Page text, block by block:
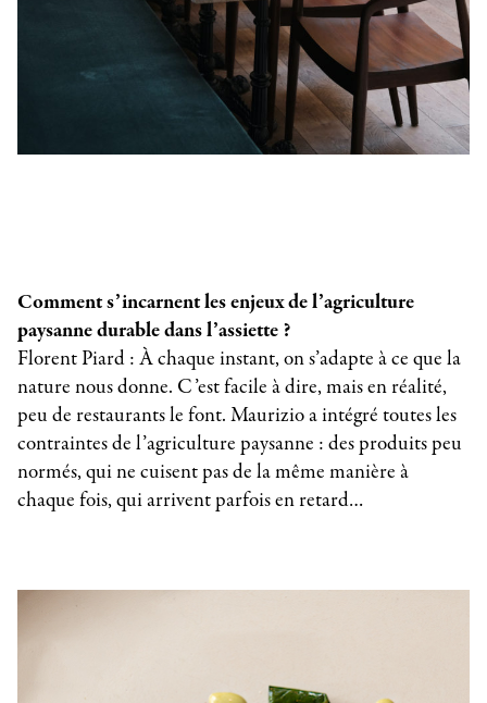
Comment s’incarnent les enjeux de l’agriculture
paysanne durable dans l’assiette ?
Florent Piard : À chaque instant, on s’adapte à ce que la
nature nous donne. C’est facile à dire, mais en réalité,
peu de restaurants le font. Maurizio a intégré toutes les
contraintes de l’agriculture paysanne : des produits peu
normés, qui ne cuisent pas de la même manière à
chaque fois, qui arrivent parfois en retard…